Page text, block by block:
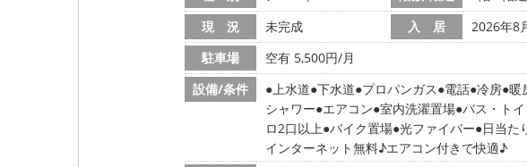
現 況
未完成 入 居 2026年8
駐車場
空有 5,500円/月
設備/条件
上水道 下水道 プロパンガス 電話 冷房 暖
シャワー エアコン 室内洗濯置場 バス・ト
ロ2口以上 バイク置場 光ファイバー 日当た
インターネット無料♪エアコン付きで快適♪